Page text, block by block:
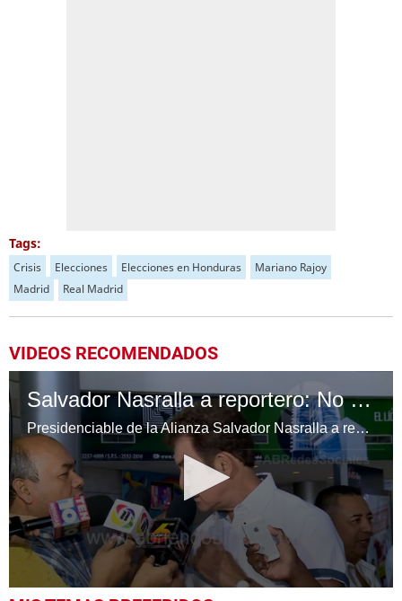
Tags:
Crisis Elecciones Elecciones en Honduras
Mariano Rajoy
Madrid
Real Madrid
VIDEOS RECOMENDADOS
Salvador Nasralla a reportero: No me toque por favor
Presidenciable de la Alianza Salvador Nasralla a reportero: No me toque por favor